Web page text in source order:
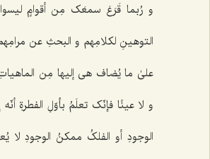
و رُبما قَرَعَ سمعَک مِن أقوامٍ
التوهینِ لکلامِهم و البحثِ عن
علىٰ ما یُضاف هی إلیها مِن
و لا عینًا فإنّک تعلَمُ بأوّلِ الفطرةِ
الوجودِ أو الفلکُ ممکنُ الوجودِ لا